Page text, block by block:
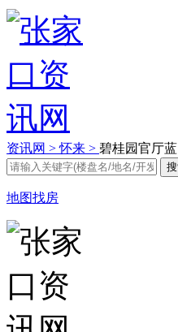
资讯网 >怀来 > 碧桂园官厅蓝
地图找房